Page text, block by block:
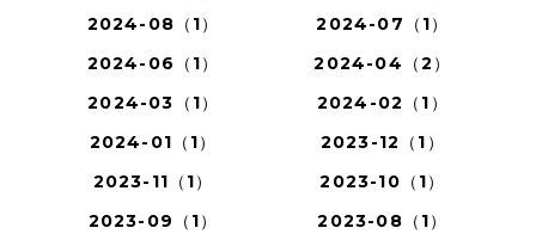
2024-08（1）
2024-07（1）
2024-06（1）
2024-04（2）
2024-03（1）
2024-02（1）
2024-01（1）
2023-12（1）
2023-11（1）
2023-10（1）
2023-09（1）
2023-08（1）